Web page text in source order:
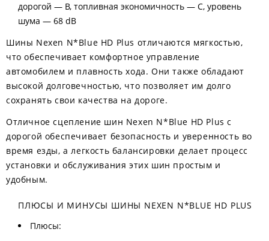
дорогой — B, топливная экономичность — C, уровень
шума — 68 dB
Шины Nexen N*Blue HD Plus отличаются мягкостью,
что обеспечивает комфортное управление
автомобилем и плавность хода. Они также обладают
высокой долговечностью, что позволяет им долго
сохранять свои качества на дороге.
Отличное сцепление шин Nexen N*Blue HD Plus с
дорогой обеспечивает безопасность и уверенность во
время езды, а легкость балансировки делает процесс
установки и обслуживания этих шин простым и
удобным.
ПЛЮСЫ И МИНУСЫ ШИНЫ NEXEN N*BLUE HD PLUS
Плюсы: